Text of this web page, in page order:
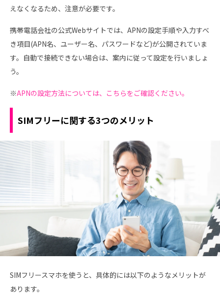
えなくなるため、注意が必要です。
携帯電話会社の公式Webサイトでは、APNの設定手順や入力すべ
き項目(APN名、ユーザー名、パスワードなど)が公開されていま
す。自動で接続できない場合は、案内に従って設定を行いましょ
う。
※APNの設定方法については、こちらをご確認ください。
SIMフリーに関する3つのメリット
SIMフリースマホを使うと、具体的には以下のようなメリットが
あります。